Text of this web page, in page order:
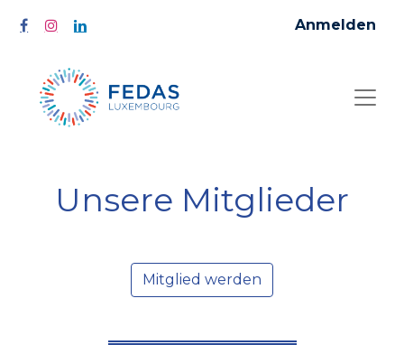
Anmelden
Unsere Mitglieder
Mitglied werden